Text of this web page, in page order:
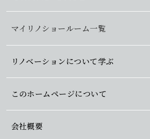
マイリノショールーム一覧
リノベーションについて学ぶ
このホームページについて
会社概要